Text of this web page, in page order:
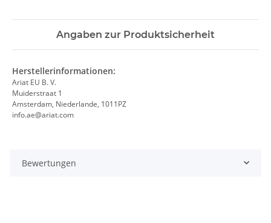
Angaben zur Produktsicherheit
Herstellerinformationen:
Ariat EU B. V.
Muiderstraat 1
Amsterdam, Niederlande, 1011PZ
info.ae@ariat.com
Bewertungen